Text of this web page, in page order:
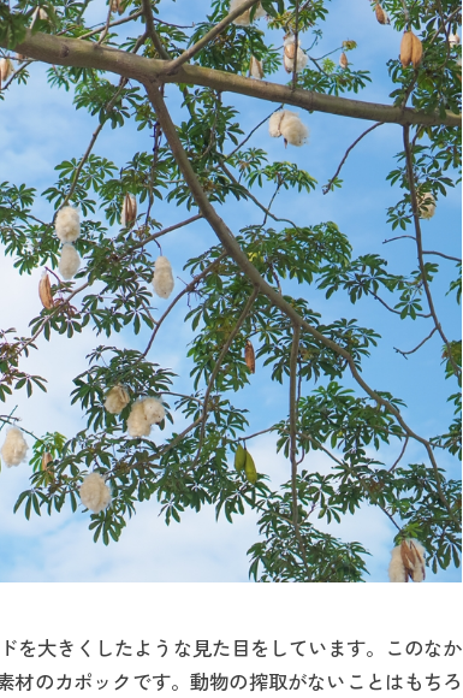
を大きくしたような見た目をしています。このなか
のカポックです。動物の搾取がないことはもちろ